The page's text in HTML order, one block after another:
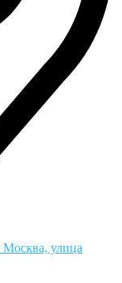
Москва, улица